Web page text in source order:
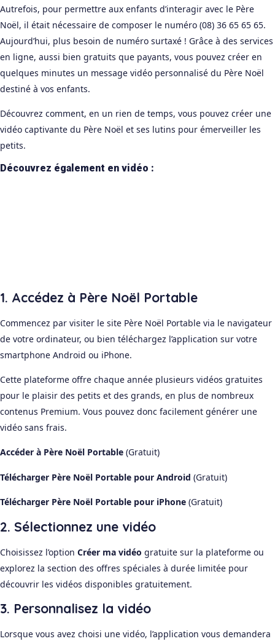
Autrefois, pour permettre aux enfants d’interagir avec le Père
Noël, il était nécessaire de composer le numéro (08) 36 65 65 65.
Aujourd’hui, plus besoin de numéro surtaxé ! Grâce à des services
en ligne, aussi bien gratuits que payants, vous pouvez créer en
quelques minutes un message vidéo personnalisé du Père Noël
destiné à vos enfants.
Découvrez comment, en un rien de temps, vous pouvez créer une
vidéo captivante du Père Noël et ses lutins pour émerveiller les
petits.
Découvrez également en vidéo :
1. Accédez à Père Noël Portable
Commencez par visiter le site Père Noël Portable via le navigateur
de votre ordinateur, ou bien téléchargez l’application sur votre
smartphone Android ou iPhone.
Cette plateforme offre chaque année plusieurs vidéos gratuites
pour le plaisir des petits et des grands, en plus de nombreux
contenus Premium. Vous pouvez donc facilement générer une
vidéo sans frais.
Accéder à Père Noël Portable (Gratuit)
Télécharger Père Noël Portable pour Android (Gratuit)
Télécharger Père Noël Portable pour iPhone (Gratuit)
2. Sélectionnez une vidéo
Choisissez l’option Créer ma vidéo gratuite sur la plateforme ou
explorez la section des offres spéciales à durée limitée pour
découvrir les vidéos disponibles gratuitement.
3. Personnalisez la vidéo
Lorsque vous avez choisi une vidéo, l’application vous demandera